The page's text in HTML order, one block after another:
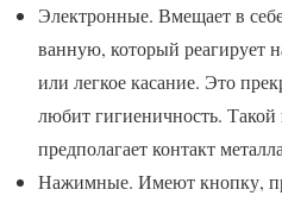
Электронные. Вмещает в
ванную, который реагирует
или легкое касание. Это
любит гигиеничность.
предполагает контакт
Нажимные. Имеют кнопку,